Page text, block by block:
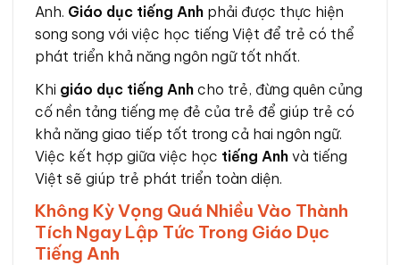
Anh. Giáo dục tiếng Anh phải được thực hiện
song song với việc học tiếng Việt để trẻ có thể
phát triển khả năng ngôn ngữ tốt nhất.
Khi giáo dục tiếng Anh cho trẻ, đừng quên củng
cố nền tảng tiếng mẹ đẻ của trẻ để giúp trẻ có
khả năng giao tiếp tốt trong cả hai ngôn ngữ.
Việc kết hợp giữa việc học tiếng Anh và tiếng
Việt sẽ giúp trẻ phát triển toàn diện.
Không Kỳ Vọng Quá Nhiều Vào Thành
Tích Ngay Lập Tức Trong Giáo Dục
Tiếng Anh